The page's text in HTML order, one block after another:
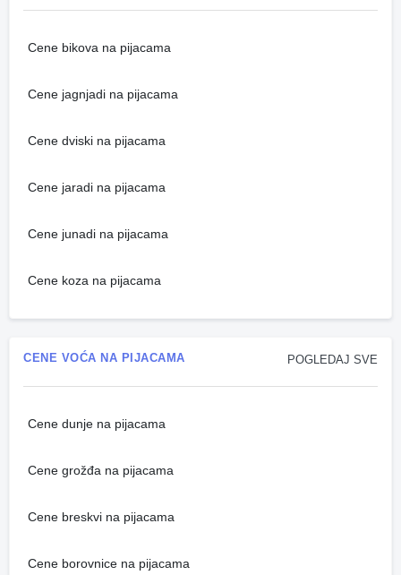
Cene bikova na pijacama
Cene jagnjadi na pijacama
Cene dviski na pijacama
Cene jaradi na pijacama
Cene junadi na pijacama
Cene koza na pijacama
POGLEDAJ SVE
CENE VOĆA NA PIJACAMA
Cene dunje na pijacama
Cene grožđa na pijacama
Cene breskvi na pijacama
Cene borovnice na pijacama